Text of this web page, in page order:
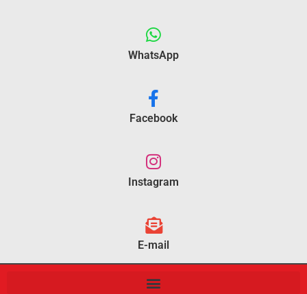
WhatsApp
Facebook
Instagram
E-mail